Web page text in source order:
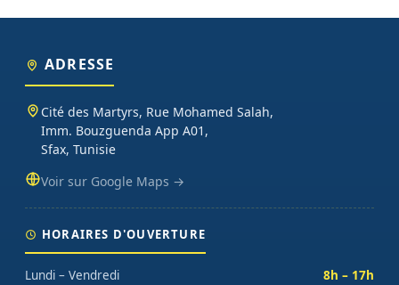
ADRESSE
Cité des Martyrs, Rue Mohamed Salah,
Imm. Bouzguenda App A01,
Sfax, Tunisie
Voir sur Google Maps →
HORAIRES D'OUVERTURE
Lundi – Vendredi
8h – 17h